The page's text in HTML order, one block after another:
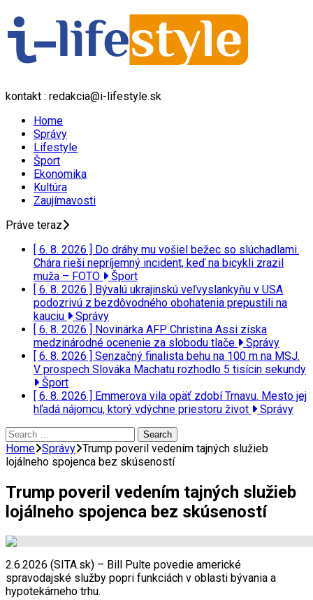
kontakt : redakcia@i-lifestyle.sk
Home
Správy
Lifestyle
Šport
Ekonomika
Kultúra
Zaujímavosti
Práve teraz
[ 6. 8. 2026 ] Do dráhy mu vošiel bežec so slúchadlami.
Chára rieši nepríjemný incident, keď na bicykli zrazil
muža – FOTO
Šport
[ 6. 8. 2026 ] Bývalú ukrajinskú veľvyslankyňu v USA
podozrivú z bezdôvodného obohatenia prepustili na
kauciu
Správy
[ 6. 8. 2026 ] Novinárka AFP Christina Assi získa
medzinárodné ocenenie za slobodu tlače
Správy
[ 6. 8. 2026 ] Senzačný finalista behu na 100 m na MSJ.
V prospech Slováka Machatu rozhodlo 5 tisícin sekundy
Šport
[ 6. 8. 2026 ] Emmerova vila opäť zdobí Trnavu. Mesto jej
hľadá nájomcu, ktorý vdýchne priestoru život
Správy
Search
for:
Home Správy Trump poveril vedením tajných služieb
lojálneho spojenca bez skúseností
Trump poveril vedením tajných služieb
lojálneho spojenca bez skúseností
2.6.2026 (SITA.sk) – Bill Pulte povedie americké
spravodajské služby popri funkciách v oblasti bývania a
hypotekárneho trhu.